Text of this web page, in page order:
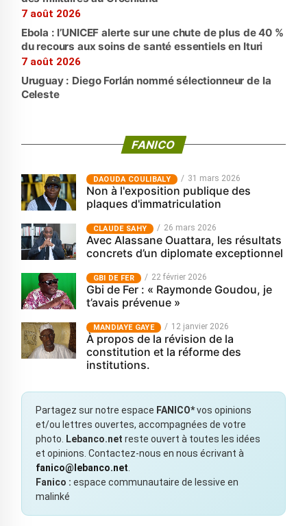
7 août 2026
Ebola : l’UNICEF alerte sur une chute de plus de 40 %
du recours aux soins de santé essentiels en Ituri
7 août 2026
Uruguay : Diego Forlán nommé sélectionneur de la
Celeste
FANICO
‎DAOUDA COULIBALY 31 mars 2026
Non à l'exposition publique des
plaques d'immatriculation
CLAUDE SAHY 26 mars 2026
Avec Alassane Ouattara, les résultats
concrets d’un diplomate exceptionnel
GBI DE FER 22 février 2026
Gbi de Fer : « Raymonde Goudou, je
t’avais prévenue »
MANDIAYE GAYE 12 janvier 2026
À propos de la révision de la
constitution et la réforme des
institutions.
Partagez sur notre espace FANICO*vos opinions
et/ou lettres ouvertes, accompagnées de votre
photo.
Lebanco.net reste ouvert à toutes les idées
et opinions. Contactez-nous en nous écrivant à
fanico@lebanco.net
Fanico : espace communautaire de lessive en
malinké